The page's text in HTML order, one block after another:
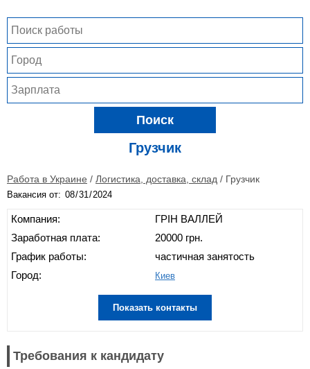
Поиск
Грузчик
Работа в Украине / Логистика, доставка, склад / Грузчик
Вакансия от:
Компания:
Заработная плата:
График работы:
Город:
ГРІН ВАЛЛЕЙ
20000 грн.
частичная занятость
Киев
Показать контакты
Требования к кандидату